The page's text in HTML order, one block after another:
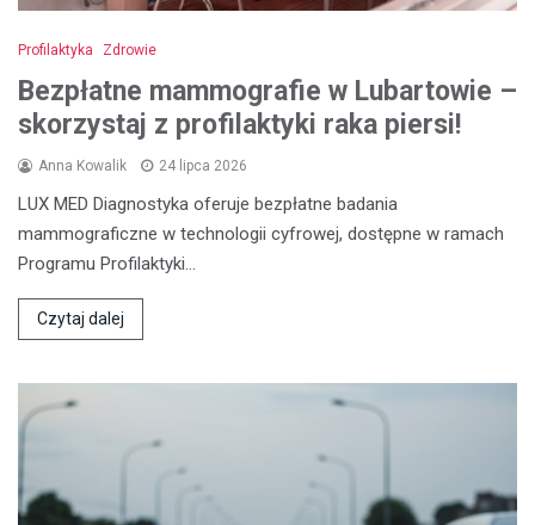
Profilaktyka Zdrowie
Bezpłatne mammografie w Lubartowie –
skorzystaj z profilaktyki raka piersi!
Anna Kowalik 24 lipca 2026
LUX MED Diagnostyka oferuje bezpłatne badania
mammograficzne w technologii cyfrowej, dostępne w ramach
Programu Profilaktyki…
Czytaj dalej